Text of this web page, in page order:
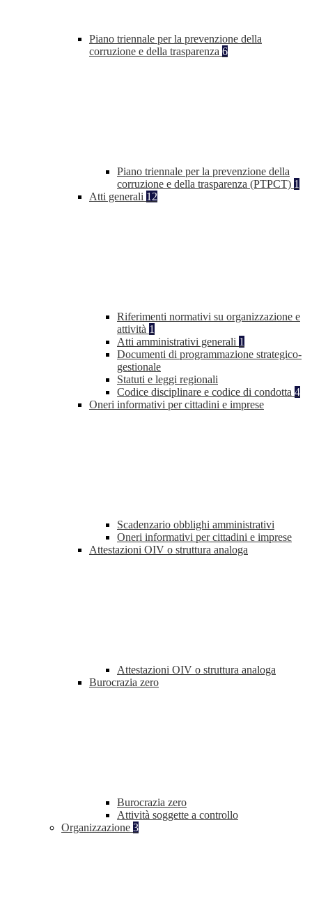
Piano triennale per la prevenzione della
corruzione e della trasparenza 6
Piano triennale per la prevenzione della
corruzione e della trasparenza (PTPCT) 1
Atti generali 12
Riferimenti normativi su organizzazione e
attività 1
Atti amministrativi generali 1
Documenti di programmazione strategico-
gestionale
Statuti e leggi regionali
Codice disciplinare e codice di condotta 4
Oneri informativi per cittadini e imprese
Scadenzario obblighi amministrativi
Oneri informativi per cittadini e imprese
Attestazioni OIV o struttura analoga
Attestazioni OIV o struttura analoga
Burocrazia zero
Burocrazia zero
Attività soggette a controllo
Organizzazione 3